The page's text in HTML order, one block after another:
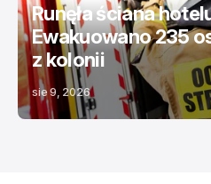
Runęła ściana
Ewakuowano 235
z kolonii
sie 9, 2026